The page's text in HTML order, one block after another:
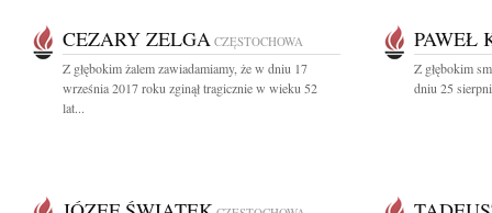
CEZARY ZELGA CZĘSTOCHOWA
Z głębokim żalem zawiadamiamy, że w dniu 17
września 2017 roku zginął tragicznie w wieku 52
lat...
PAWEŁ
Z głębokim
dniu 25